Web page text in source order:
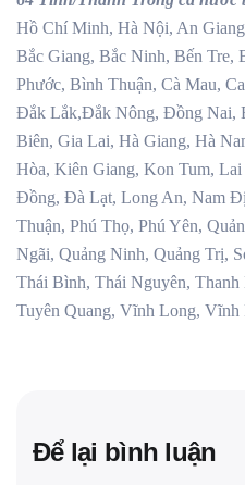
Hồ Chí Minh, Hà Nội, An
Bắc Giang, Bắc Ninh, Bến
Phước, Bình Thuận, Cà Mau,
Đắk Lắk,Đắk Nông, Đồng Nai,
Biên, Gia Lai, Hà Giang, Hà
Hòa, Kiên Giang, Kon Tum,
Đồng, Đà Lạt, Long An, Nam
Thuận, Phú Thọ, Phú Yên,
Ngãi, Quảng Ninh, Quảng Trị,
Thái Bình, Thái Nguyên,
Tuyên Quang, Vĩnh Long, Vĩnh
Để lại bình luận